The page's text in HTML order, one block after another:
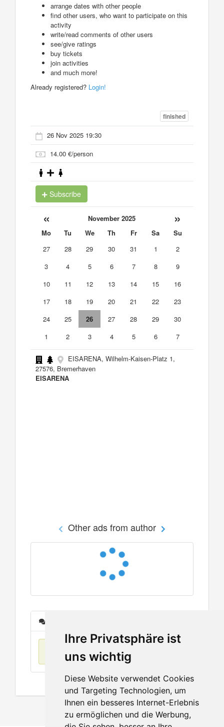
Ihre Privatsphäre ist
uns wichtig
Diese Website verwendet Cookies
und Targeting Technologien, um
Ihnen ein besseres Internet-Erlebnis
zu ermöglichen und die Werbung,
arrange dates with other people
find other users, who want to participate on this
activity
write/read comments of other users
see/give ratings
buy tickets
join activities
and much more!
Already registered? Login!
finished
26 Nov 2025 19:30
14.00 €/person
Subscribe
« November 2025 »
Mo Tu We Th Fr Sa
Su
27
28 29 30 31 1
2
3
4 5 6 7 8
9
10
11 12 13 14 15
16
17
18 19 20 21 22
23
24
25 26 27 28 29
30
1
2 3 4 5 6 7
EISARENA, Wilhelm-Kaisen-Platz 1,
27576, Bremerhaven
EISARENA
Other ads from author
No items found